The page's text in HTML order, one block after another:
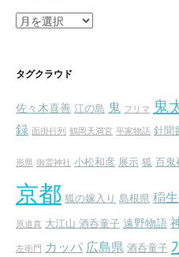
ア
イ
タグクラウド
佐々木喜善 江の島 鬼 フリマ 鬼
録 面掛行列 鶴岡天満宮 平家物語 針聞
形県 御霊神社 小松和彦 展示 狐 百鬼
京都 狐の嫁入り 島根県 稲
原道真 大江山 酒呑童子 遠野物語
左衛門 カッパ 広島県 酒呑童子